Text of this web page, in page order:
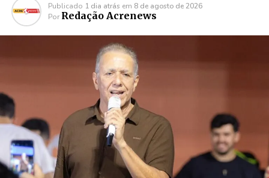
Publicado 1 dia atrás em 8 de agosto de 2026
Por Redação Acrenews